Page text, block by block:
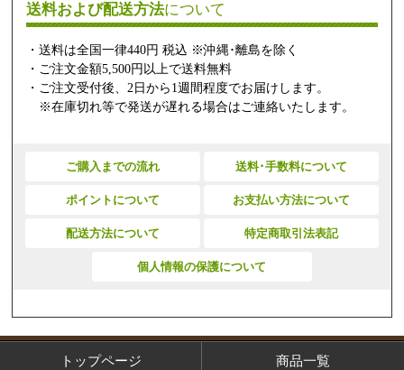
送料および配送方法について
・送料は全国一律440円 税込 ※沖縄･離島を除く
・ご注文金額5,500円以上で送料無料
・ご注文受付後、2日から1週間程度でお届けします。
※在庫切れ等で発送が遅れる場合はご連絡いたします。
ご購入までの流れ 送料･手数料について
ポイントについて お支払い方法について
配送方法について 特定商取引法表記
個人情報の保護について
トップページ 商品一覧